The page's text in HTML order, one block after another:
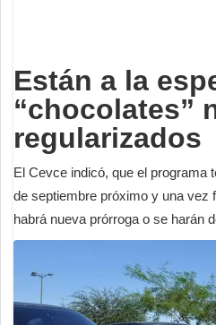
Están a la
“chocolates”
regularizados
El Cevce indicó, que el programa
de septiembre próximo y una vez
habrá nueva prórroga o se harán